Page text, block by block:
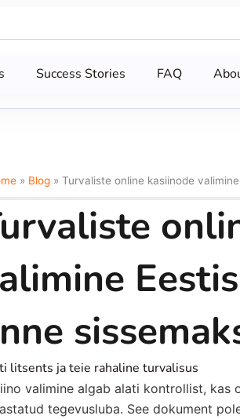
Success Stories FAQ
» Blog» Turvaliste online kasiinode
litsents ja teie rahaline turvalisus
valimine algab alati kontrollist, kas
tegevusluba. See dokument